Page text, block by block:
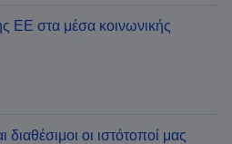
ΕΕ στα μέσα κοινωνικής
διαθέσιμοι οι ιστότοποί μας